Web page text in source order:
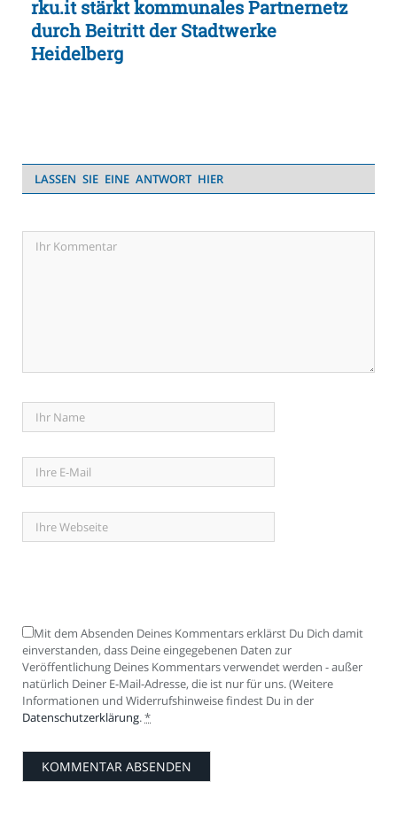
rku.it stärkt kommunales Partnernetz
durch Beitritt der Stadtwerke
Heidelberg
LASSEN SIE EINE ANTWORT HIER
Mit dem Absenden Deines Kommentars erklärst Du Dich damit
einverstanden, dass Deine eingegebenen Daten zur
Veröffentlichung Deines Kommentars verwendet werden - außer
natürlich Deiner E-Mail-Adresse, die ist nur für uns. (Weitere
Informationen und Widerrufshinweise findest Du in der
Datenschutzerklärung.*